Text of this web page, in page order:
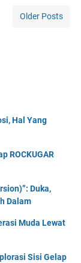
Older Posts
Hal Yang
ROCKUGAR
Duka,
Dalam
Muda Lewat
Sisi Gelap